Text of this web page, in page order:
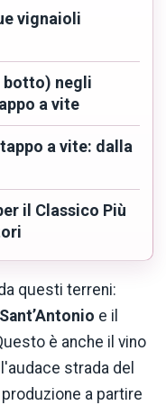
vignaioli
botto) negli
a vite
a vite: dalla
il Classico Più
questi terreni:
e il
è anche il vino
strada del
a partire